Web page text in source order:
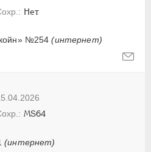
№254(интернет)
Нет
(интернет)
MS64